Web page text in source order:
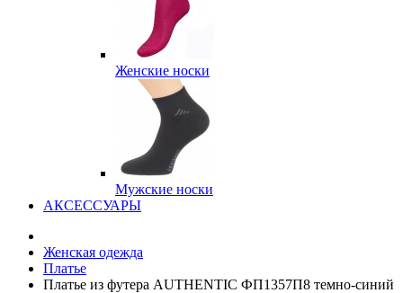
Женские носки
Мужские носки
АКСЕССУАРЫ
Женская одежда
Платье
Платье из футера AUTHENTIC ФП1357П8 темно-синий